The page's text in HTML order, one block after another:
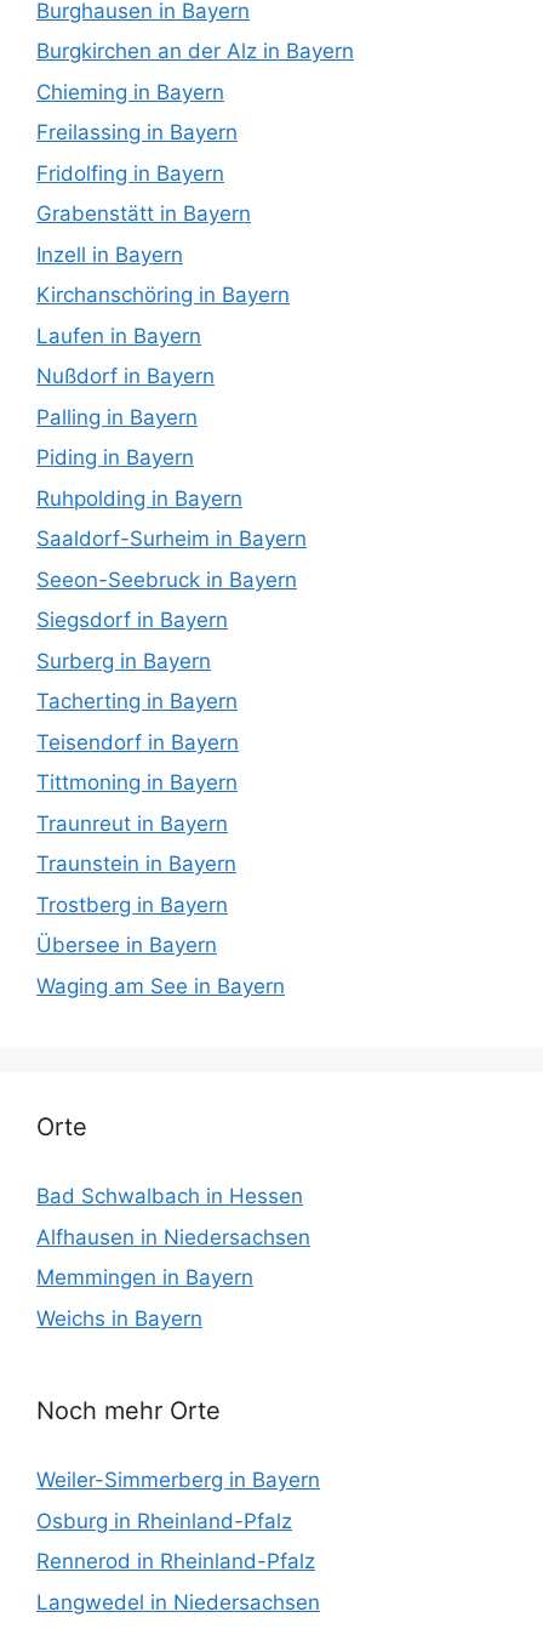
Burghausen in Bayern
Burgkirchen an der Alz in Bayern
Chieming in Bayern
Freilassing in Bayern
Fridolfing in Bayern
Grabenstätt in Bayern
Inzell in Bayern
Kirchanschöring in Bayern
Laufen in Bayern
Nußdorf in Bayern
Palling in Bayern
Piding in Bayern
Ruhpolding in Bayern
Saaldorf-Surheim in Bayern
Seeon-Seebruck in Bayern
Siegsdorf in Bayern
Surberg in Bayern
Tacherting in Bayern
Teisendorf in Bayern
Tittmoning in Bayern
Traunreut in Bayern
Traunstein in Bayern
Trostberg in Bayern
Übersee in Bayern
Waging am See in Bayern
Orte
Bad Schwalbach in Hessen
Alfhausen in Niedersachsen
Memmingen in Bayern
Weichs in Bayern
Noch mehr Orte
Weiler-Simmerberg in Bayern
Osburg in Rheinland-Pfalz
Rennerod in Rheinland-Pfalz
Langwedel in Niedersachsen